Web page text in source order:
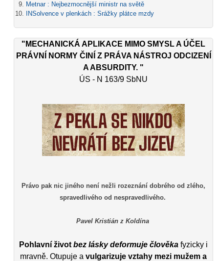
Metnar : Nejbezmocnější ministr na světě
INSolvence v plenkách : Srážky plátce mzdy
"MECHANICKÁ APLIKACE MIMO SMYSL A ÚČEL
PRÁVNÍ NORMY ČINÍ Z PRÁVA NÁSTROJ ODCIZENÍ
A ABSURDITY. "
ÚS - N 163/9 SbNU
Právo pak nic jiného není nežli rozeznání dobrého od zlého,
spravedlivého od nespravedlivého.
Pavel Kristián z Koldína
Pohlavní život bez lásky deformuje člověka fyzicky i
mravně. Otupuje avulgarizuje vztahy mezi mužem a